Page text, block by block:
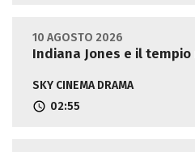
10 AGOSTO 2026
Indiana Jones e il
SKY CINEMA DRAMA
02:55